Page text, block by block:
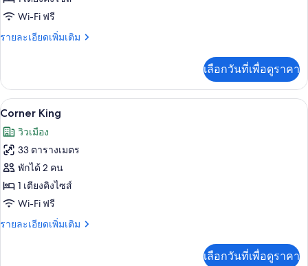
Roll-
Shower
King
Mobility
Accessible
Roll-
in
Shower
Wi-Fi ฟรี
รายละเอียดเพิ่มเติม
ราย
เกี่ยว
กับ
Corner
Mobility
Accessible
with
Roll-
in
Shower
เลือกวันที่เพื่อดูราคา
เปิด
ภาพถ่าย
ทั้งหมด
ของ
Corner
King
7
Corner King
วิวเมือง
33 ตารางเมตร
พักได้ 2 คน
1 เตียงคิงไซส์
Wi-Fi ฟรี
รายละเอียดเพิ่มเติม
ราย
เลือกวันที่เพื่อดูราคา